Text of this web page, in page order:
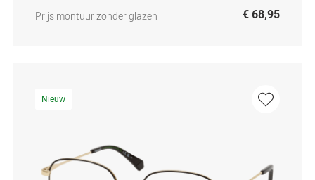
Prijs montuur zonder glazen
€ 68,95
Nieuw